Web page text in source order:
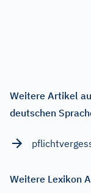
Weitere Artikel
deutschen
Weitere Lexikon